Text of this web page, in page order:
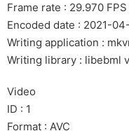
Frame rate : 29.970 FPS
Encoded date : 2021-
Writing application :
Writing library : libebml
Video
ID : 1
Format : AVC